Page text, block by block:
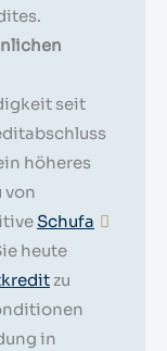
seit
höheres
von
Schufa
heute
zu
in